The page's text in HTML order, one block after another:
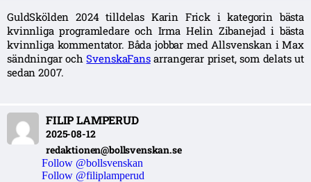
GuldSkölden 2024 tilldelas Karin Frick i kategorin bästa
kvinnliga programledare och Irma Helin Zibanejad i bästa
kvinnliga kommentator. Båda jobbar med Allsvenskan i Max
sändningar ochSvenskaFansarrangerar priset, som delats ut
sedan 2007.
FILIP LAMPERUD
2025-08-12
redaktionen@bollsvenskan.se
Follow @bollsvenskan
Follow @filiplamperud